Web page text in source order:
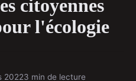
citoyennes
l'écologie
20223 min de lecture